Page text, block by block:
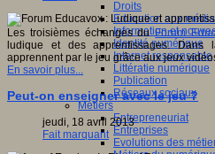
Droits
Education aux
Information et
Identité numérique
Internet responsable
Littératie numérique
Publication
Réseaux sociaux
Métiers
Entrepreneuriat
Entreprises
Evolutions des
Les troisièmes échanges duForum
ludique et des apprentissages. Dans
apprennent par le jeu grâce aux jeux
En savoir plus...
Peut-on enseigner avec le jeu ?
jeudi, 18 avril 2013
Fait marquant